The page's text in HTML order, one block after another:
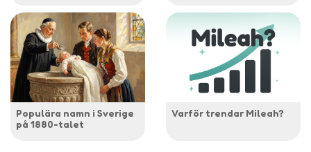
Populära namn i Sverige
på 1880-talet
Varför trendar Mileah?